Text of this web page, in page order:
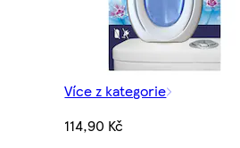
Více z kategorie
114,90 Kč